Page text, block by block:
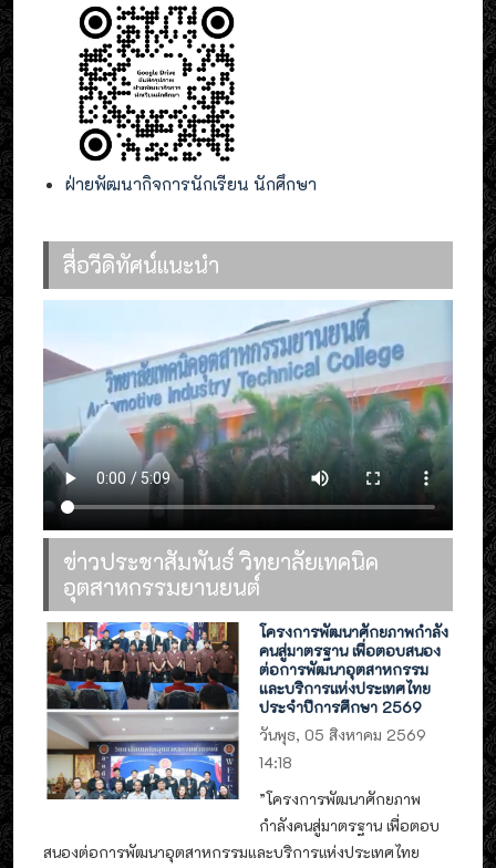
ฝ่ายพัฒนากิจการนักเรียน นักศึกษา
สื่อวีดิทัศน์แนะนำ
ข่าวประชาสัมพันธ์ วิทยาลัยเทคนิค
อุตสาหกรรมยานยนต์
โครงการพัฒนาศักยภาพกำลัง
คนสู่มาตรฐาน เพื่อตอบสนอง
ต่อการพัฒนาอุตสาหกรรม
และบริการแห่งประเทศไทย
ประจำปีการศึกษา 2569
วันพุธ, 05 สิงหาคม 2569
14:18
”โครงการพัฒนาศักยภาพ
กำลังคนสู่มาตรฐาน เพื่อตอบ
สนองต่อการพัฒนาอุตสาหกรรมและบริการแห่งประเทศไทย